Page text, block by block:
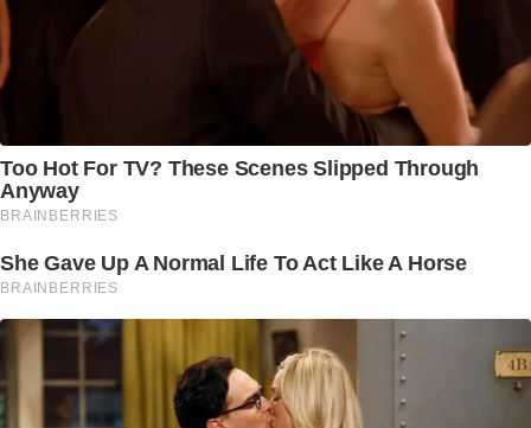
Too Hot For TV? These Scenes Slipped Through
Anyway
BRAINBERRIES
She Gave Up A Normal Life To Act Like A Horse
BRAINBERRIES